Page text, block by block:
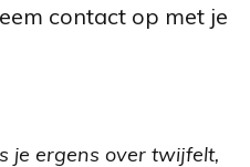
contact op met je
je ergens over twijfelt,